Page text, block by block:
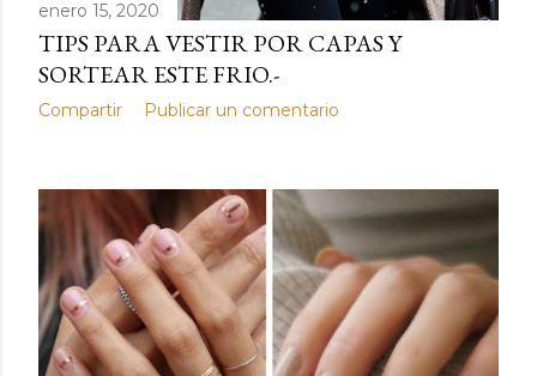
enero 15, 2020
TIPS PARA VESTIR POR CAPAS Y
SORTEAR ESTE FRIO.-
Compartir Publicar un comentario